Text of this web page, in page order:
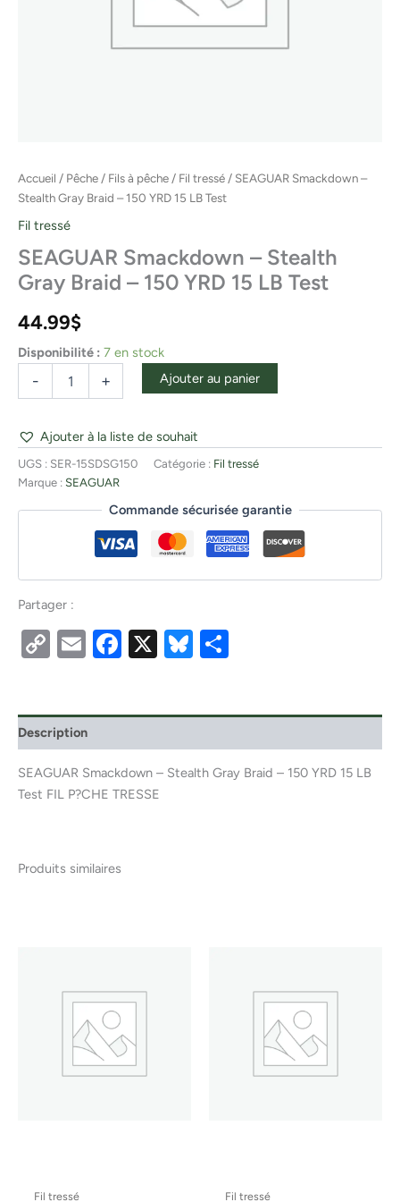
Accueil / Pêche / Fils à pêche / Fil tressé / SEAGUAR Smackdown –
Stealth Gray Braid – 150 YRD 15 LB Test
Fil tressé
SEAGUAR Smackdown – Stealth
Gray Braid – 150 YRD 15 LB Test
44.99$
Disponibilité : 7 en stock
- + Ajouter au panier
Ajouter à la liste de souhait
UGS : SER-15SDSG150 Catégorie : Fil tressé
Marque : SEAGUAR
Commande sécurisée garantie
Partager :
CopyEmailFacebook
X Bluesky
Description
SEAGUAR Smackdown – Stealth Gray Braid – 150 YRD 15 LB
Test FIL P?CHE TRESSE
Produits similaires
Fil tressé Fil tressé